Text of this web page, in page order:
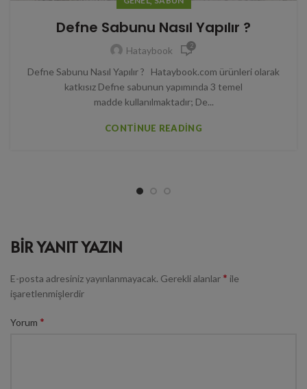
Defne Sabunu Nasıl Yapılır ?
Hataybook 2
Defne Sabunu Nasıl Yapılır ? Hataybook.com ürünleri olarak
katkısız Defne sabunun yapımında 3 temel
madde kullanılmaktadır; De...
CONTINUE READING
BIR YANIT YAZIN
E-posta adresiniz yayınlanmayacak. Gerekli alanlar * ile
işaretlenmişlerdir
Yorum *